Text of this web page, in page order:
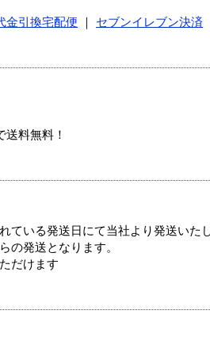
金引換宅配便
セブンイレブン決済
料無料！
いる発送日にて当社より発送いたし
の発送となります。
だけます